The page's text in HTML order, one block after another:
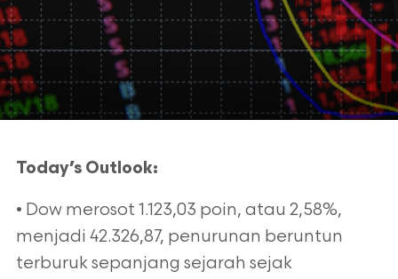
Today’s Outlook:
• Dow merosot 1.123,03 poin, atau 2,58%,
menjadi 42.326,87, penurunan beruntun
terburuk sepanjang sejarah sejak